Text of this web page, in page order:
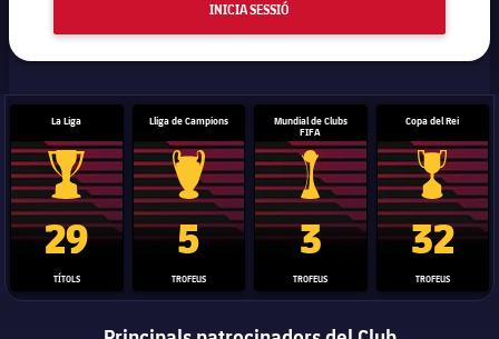
INICIA SESSIÓ
La Liga
Trofeu de la Liga
29
TÍTOLS
Lliga de Campions
Trofeu de la Lliga de Campions
5
TROFEUS
Mundial de Clubs
FIFA
Trofeu del Mundial de Clubs
3
TROFEUS
Copa del Rei
Copa del
32
TROFEUS